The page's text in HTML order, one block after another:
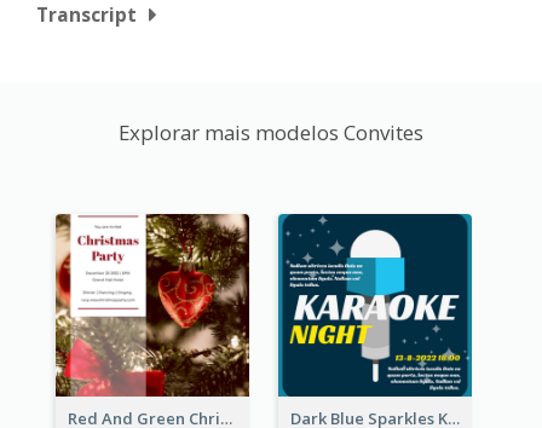
Transcript
Explorar mais modelos Convites
Red And Green Christmas Tree Christmas Party Invitation Dark Blue Sparkles Karaoke Night Invitation